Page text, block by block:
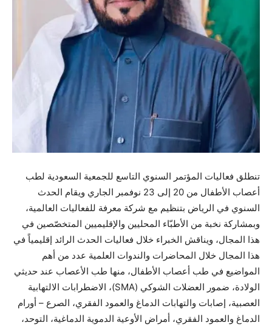
تنطلق فعاليات المؤتمر السنوي التاسع للجمعية السعودية لطب
أعصاب الأطفال من 20 إلى 23 نوفمبر الجاري ويقام الحدث
السنوي في الرياض بتنظيم مع شركة معرفة للفعاليات العالمية،
وبمشاركة نخبة من الأطبّاء المحليين والإقليميين المتخصّصين في
هذا المجال، ويناقش الخبراء خلال فعاليات الحدث الرائد إقليمياً في
هذا المجال خلال المحاضرات والندوات العلمية عدد من أهم
المواضيع في طب أعصاب الأطفال، منها طب الأعصاب عند حديثي
الولادة، ضمور العضلات الشوكي (SMA)، الاضطرابات الالتهابية
العصبية، إصابات والتهابات الدماغ والعمود الفقري، الصرع – أورام
الدماغ والعمود الفقري، أمراض الأوعية الدموية الدماغية، التوحد،